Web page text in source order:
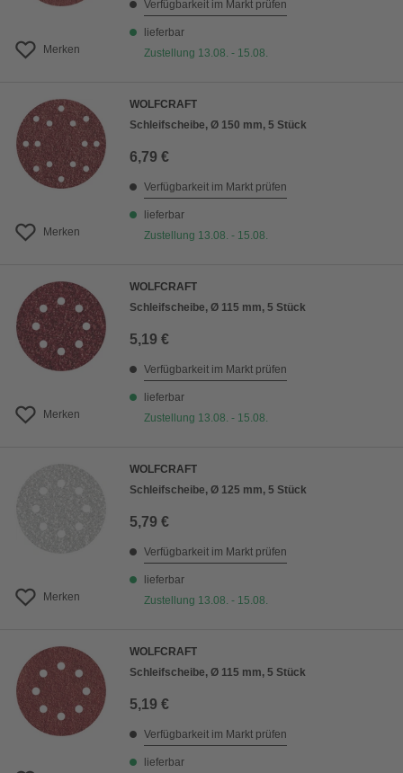
Merken
Verfügbarkeit im Markt prüfen
lieferbar
Zustellung 13.08. - 15.08.
Merken
WOLFCRAFT
Schleifscheibe, Ø 150 mm, 5 Stück
6,79 €
Verfügbarkeit im Markt prüfen
lieferbar
Zustellung 13.08. - 15.08.
Merken
WOLFCRAFT
Schleifscheibe, Ø 115 mm, 5 Stück
5,19 €
Verfügbarkeit im Markt prüfen
lieferbar
Zustellung 13.08. - 15.08.
Merken
WOLFCRAFT
Schleifscheibe, Ø 125 mm, 5 Stück
5,79 €
Verfügbarkeit im Markt prüfen
lieferbar
Zustellung 13.08. - 15.08.
WOLFCRAFT
Schleifscheibe, Ø 115 mm, 5 Stück
5,19 €
Verfügbarkeit im Markt prüfen
lieferbar